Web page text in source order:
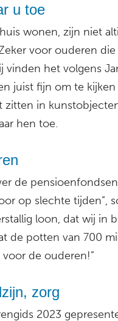
u toe
wonen, zijn niet
voor ouderen die
vinden het volgens
juist fijn om te kijken
in
hen toe.
de
op slechte tijden”,
loon, dat wij in
de potten van 700
de ouderen!”
zorg
2023